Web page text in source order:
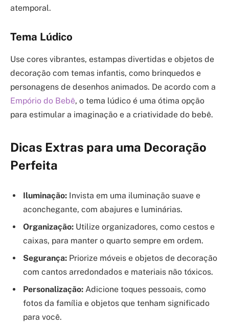
atemporal.
Tema Lúdico
Use cores vibrantes, estampas divertidas e objetos de
decoração com temas infantis, como brinquedos e
personagens de desenhos animados. De acordo com a
Empório do Bebê, o tema lúdico é uma ótima opção
para estimular a imaginação e a criatividade do bebê.
Dicas Extras para uma Decoração
Perfeita
Iluminação: Invista em uma iluminação suave e
aconchegante, com abajures e luminárias.
Organização: Utilize organizadores, como cestos e
caixas, para manter o quarto sempre em ordem.
Segurança: Priorize móveis e objetos de decoração
com cantos arredondados e materiais não tóxicos.
Personalização: Adicione toques pessoais, como
fotos da família e objetos que tenham significado
para você.